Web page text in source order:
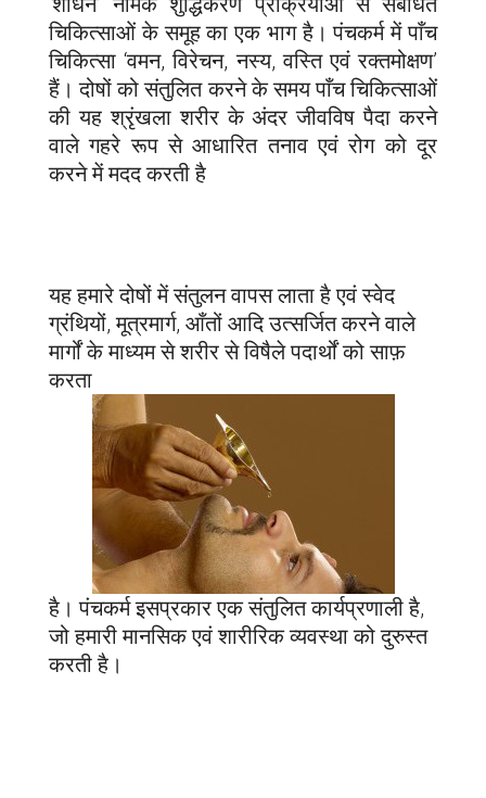
चिकित्साओं के समूह का एक भाग है। पंचकर्म में पाँच
चिकित्सा ‘वमन, विरेचन, नस्य, वस्ति एवं रक्तमोक्षण’
हैं। दोषों को संतुलित करने के समय पाँच चिकित्साओं
की यह श्रृंखला शरीर के अंदर जीवविष पैदा करने
वाले गहरे रूप से आधारित तनाव एवं रोग को दूर
करने में मदद करती है
यह हमारे दोषों में संतुलन वापस लाता है एवं स्वेद
ग्रंथियों, मूत्रमार्ग, आँतों आदि उत्सर्जित करने वाले
मार्गों के माध्यम से शरीर से विषैले पदार्थों को साफ़
करता
है। पंचकर्म इसप्रकार एक संतुलित कार्यप्रणाली है,
जो हमारी मानसिक एवं शारीरिक व्यवस्था को दुरुस्त
करती है।